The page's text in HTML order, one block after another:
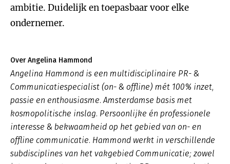
ambitie. Duidelijk en toepasbaar voor elke
ondernemer.
Over Angelina Hammond
Angelina Hammond is een multidisciplinaire PR- &
Communicatiespecialist (on- & offline) mét 100% inzet,
passie en enthousiasme. Amsterdamse basis met
kosmopolitische inslag. Persoonlijke én professionele
interesse & bekwaamheid op het gebied van on- en
offline communicatie. Hammond werkt in verschillende
subdisciplines van het vakgebied Communicatie; zowel